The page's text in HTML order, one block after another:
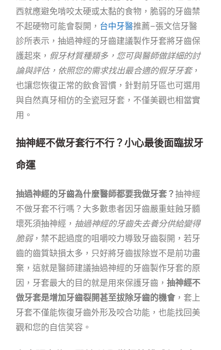
西就應避免啃咬太硬或太黏的食物，脆弱的牙齒禁
不起硬物可能會裂開， 台中牙醫推薦–張文信牙醫
診所表示，抽過神經的牙齒建議製作牙套將牙齒保
護起來， 假牙材質種類多，您可與醫師做詳細的討
論與評估，依照您的需求找出最合適的假牙牙套，
也讓您恢復正常的飲食習慣，針對前牙區也可選用
與自然真牙相仿的全瓷冠牙套，不僅美觀也相當實
用。
抽神經不做牙套行不行？小心最後面臨拔牙
命運
抽過神經的牙齒為什麼醫師都要我做牙套？抽神經
不做牙套不行嗎？大多數患者因牙齒嚴重蛀蝕牙髓
壞死須抽神經， 抽過神經的牙齒失去養分供給變得
脆弱，禁不起過度的咀嚼咬力導致牙齒裂開，若牙
齒的齒質缺損太多，只好將牙齒拔除豈不是前功盡
棄，這就是醫師建議抽過神經的牙齒製作牙套的原
因，牙套最大的目的就是用來保護牙齒，抽神經不
做牙套是增加牙齒裂開甚至拔除牙齒的機會，套上
牙套不僅能恢復牙齒外形及咬合功能，也能找回美
觀和您的自信笑容。